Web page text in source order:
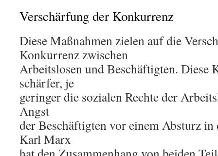
Verschärfung der Konkurrenz
Diese Maßnahmen zielen auf die
Konkurrenz zwischen
Arbeitslosen und Beschäftigten. Diese
schärfer, je
geringer die sozialen Rechte der
Angst
der Beschäftigten vor einem Absturz
Karl Marx